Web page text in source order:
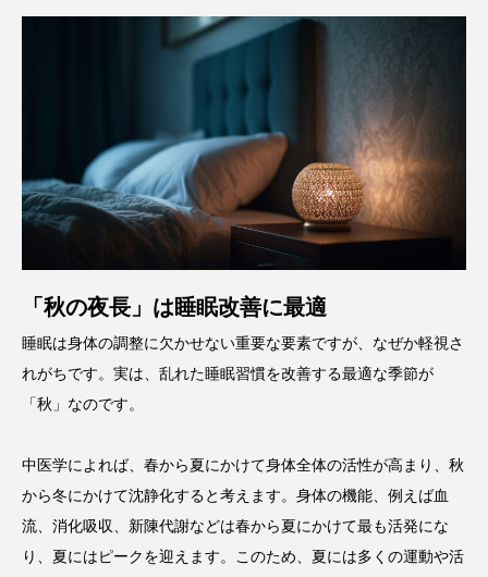
「秋の夜長」は睡眠改善に最適
睡眠は身体の調整に欠かせない重要な要素ですが、なぜか軽視さ
れがちです。実は、乱れた睡眠習慣を改善する最適な季節が
「秋」なのです。
中医学によれば、春から夏にかけて身体全体の活性が高まり、秋
から冬にかけて沈静化すると考えます。身体の機能、例えば血
流、消化吸収、新陳代謝などは春から夏にかけて最も活発にな
り、夏にはピークを迎えます。このため、夏には多くの運動や活